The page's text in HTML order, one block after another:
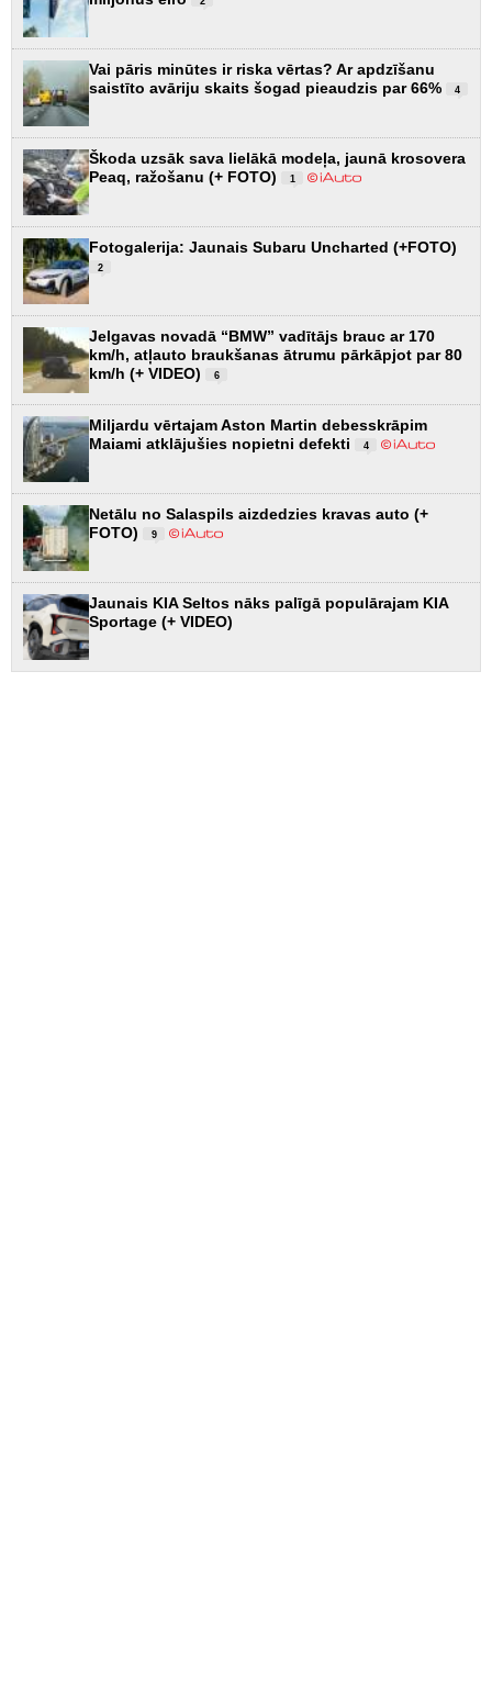
Vai pāris minūtes ir riska vērtas? Ar apdzīšanu
saistīto avāriju skaits šogad pieaudzis par 66%
4
Škoda uzsāk sava lielākā modeļa, jaunā krosovera
Peaq, ražošanu (+ FOTO)
1
Fotogalerija: Jaunais Subaru Uncharted (+FOTO)
2
Jelgavas novadā “BMW” vadītājs brauc ar 170
km/h, atļauto braukšanas ātrumu pārkāpjot par 80
km/h (+ VIDEO)
6
Miljardu vērtajam Aston Martin debesskrāpim
Maiami atklājušies nopietni defekti
4
Netālu no Salaspils aizdedzies kravas auto (+
FOTO)
9
Jaunais KIA Seltos nāks palīgā populārajam KIA
Sportage (+ VIDEO)